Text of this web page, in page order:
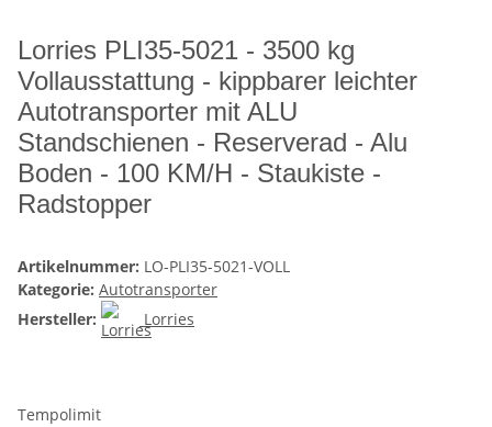
Lorries PLI35-5021 - 3500 kg
Vollausstattung - kippbarer leichter
Autotransporter mit ALU
Standschienen - Reserverad - Alu
Boden - 100 KM/H - Staukiste -
Radstopper
Artikelnummer: LO-PLI35-5021-VOLL
Kategorie: Autotransporter
Hersteller:
Lorries
Tempolimit